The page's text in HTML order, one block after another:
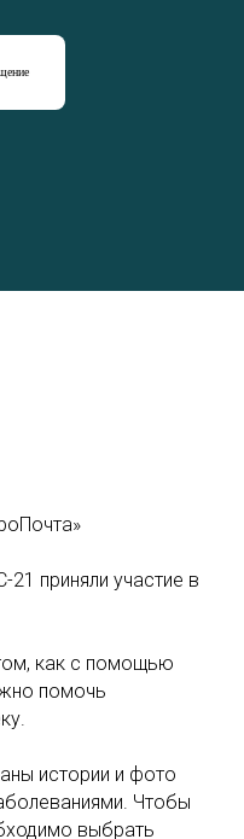
21 приняли участие в
как с помощью
помочь
истории и фото
Чтобы
выбрать